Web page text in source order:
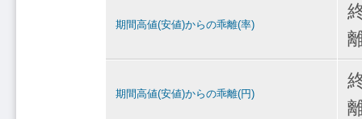
期間高値(安値)からの乖離(率)
期間高値(安値)からの乖離(円)